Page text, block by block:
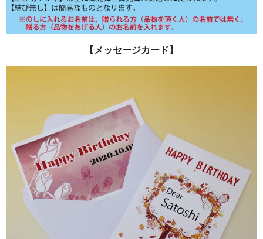
【メッセージカード】